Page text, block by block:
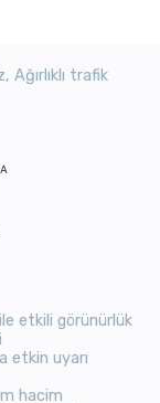
Ağırlıklı trafik
etkili görünürlük
etkin uyarı
hacim